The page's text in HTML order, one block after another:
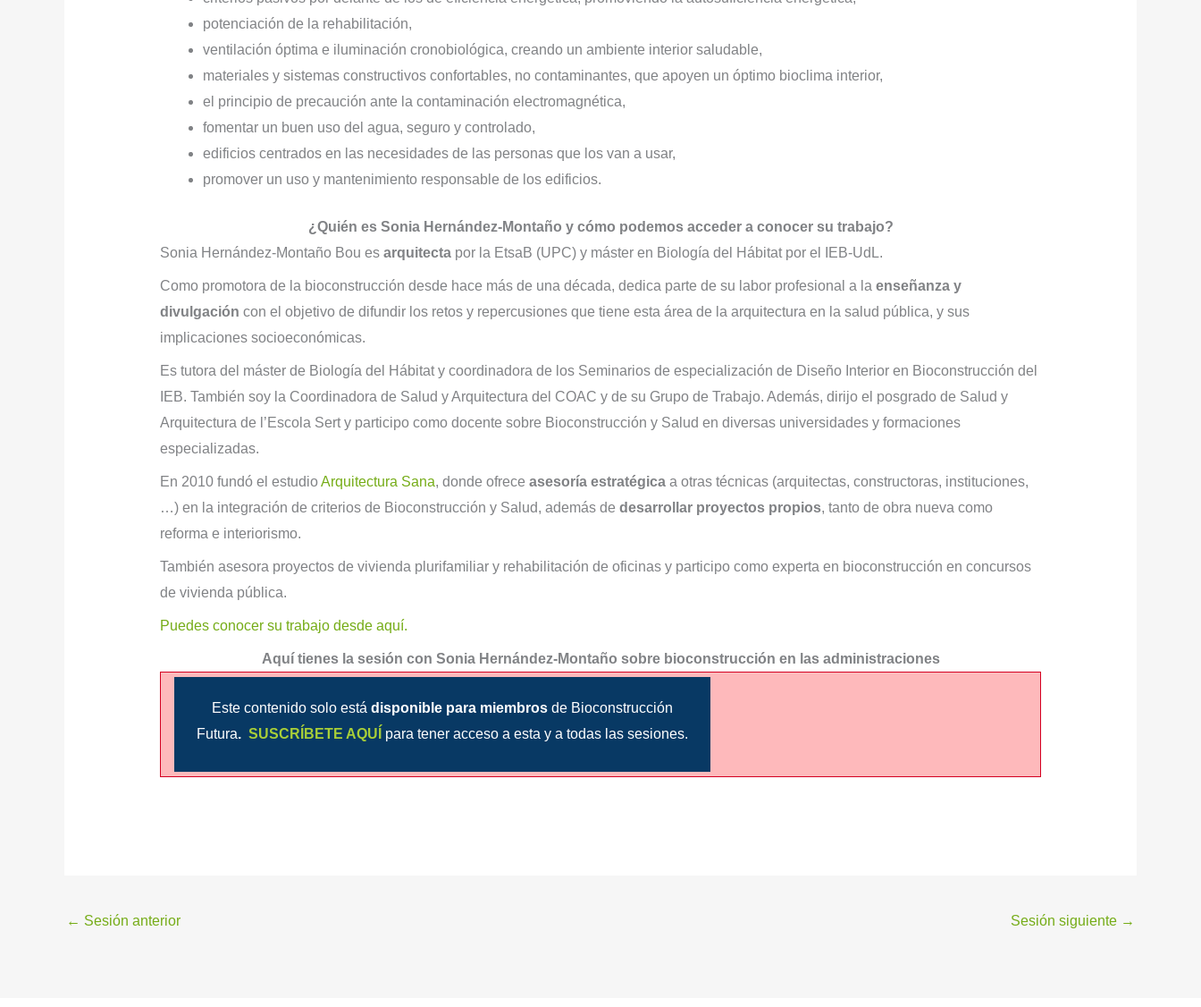
potenciación de la rehabilitación,
ventilación óptima e iluminación cronobiológica, creando un ambiente interior saludable,
materiales y sistemas constructivos confortables, no contaminantes, que apoyen un óptimo bioclima interior,
el principio de precaución ante la contaminación electromagnética,
fomentar un buen uso del agua, seguro y controlado,
edificios centrados en las necesidades de las personas que los van a usar,
promover un uso y mantenimiento responsable de los edificios.
¿Quién es Sonia Hernández-Montaño y cómo podemos acceder a conocer su trabajo?
Sonia Hernández-Montaño Bou es arquitectapor la EtsaB (UPC) y máster en Biología del Hábitat por el IEB-UdL.
Como promotora de la bioconstrucción desde hace más de una década, dedica parte de su labor profesional a la enseñanza y
divulgación con el objetivo de difundir los retos y repercusiones que tiene esta área de la arquitectura en la salud pública, y sus
implicaciones socioeconómicas.
Es tutora del máster de Biología del Hábitat y coordinadora de los Seminarios de especialización de Diseño Interior en Bioconstrucción del
IEB. También soy la Coordinadora de Salud y Arquitectura del COAC y de su Grupo de Trabajo. Además, dirijo el posgrado de Salud y
Arquitectura de l’Escola Sert y participo como docente sobre Bioconstrucción y Salud en diversas universidades y formaciones
especializadas.
En 2010 fundó el estudioArquitectura Sana, donde ofrece asesoría estratégicaa otras técnicas (arquitectas, constructoras, instituciones,
…) en la integración de criterios de Bioconstrucción y Salud, además de desarrollar proyectos propios, tanto de obra nueva como
reforma e interiorismo.
También asesora proyectos de vivienda plurifamiliar y rehabilitación de oficinas y participo como experta en bioconstrucción en concursos
de vivienda pública.
Puedes conocer su trabajo desde aquí.
Aquí tienes la sesión con Sonia Hernández-Montaño sobre bioconstrucción en las administraciones
Este contenido solo está disponible para miembrosde Bioconstrucción
Futura. SUSCRÍBETE AQUÍ para tener acceso a esta y a todas las sesiones.
← Sesión anterior Sesión siguiente →